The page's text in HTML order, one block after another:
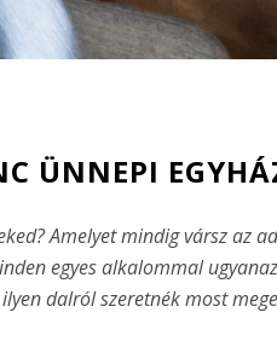
ÜNNEPI
Amelyet mindig vársz az
egyes alkalommal
dalról szeretnék most